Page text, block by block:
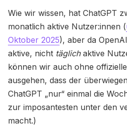
Wie wir wissen, hat ChatGPT
monatlich aktive Nutzer:innen (
Oktober 2025), aber da
aktive, nicht täglichaktive
können wir auch ohne
ausgehen, dass der
ChatGPT „nur“ einmal die
zur imposantesten unter den
macht.)